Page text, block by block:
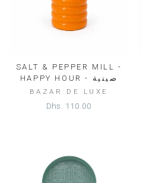
SALT & PEPPER MILL -
HAPPY HOUR - صينية
BAZAR DE LUXE
Dhs. 110.00